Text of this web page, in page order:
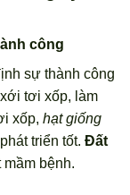
công
sự thành công
tơi xốp, làm
xốp, hạt giống
triển tốt. Đất
bệnh.